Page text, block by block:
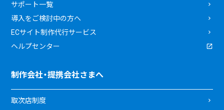
サポート一覧
導入をご検討中の方へ
ECサイト制作代行サービス
ヘルプセンター
制作会社・提携会社さまへ
取次店制度